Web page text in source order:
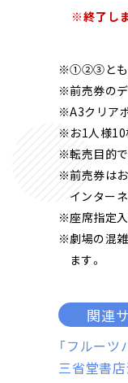
※終了し
※①②③とも
※前売券のデ
※A3クリア
※お1人様10
※転売目的で
※前売券はお
インター
※座席指定入
※劇場の混
ます。
関連
「フルー
三省堂書